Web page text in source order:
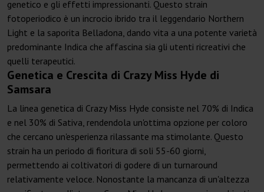
genetico e gli effetti impressionanti. Questo strain
fotoperiodico è un incrocio ibrido tra il leggendario Northern
Light e la saporita Belladona, dando vita a una potente varietà
predominante Indica che affascina sia gli utenti ricreativi che
quelli terapeutici.
Genetica e Crescita di Crazy Miss Hyde di
Samsara
La linea genetica di Crazy Miss Hyde consiste nel 70% di Indica
e nel 30% di Sativa, rendendola un'ottima opzione per coloro
che cercano un'esperienza rilassante ma stimolante. Questo
strain ha un periodo di fioritura di soli 55-60 giorni,
permettendo ai coltivatori di godere di un turnaround
relativamente veloce. Nonostante la mancanza di un'altezza